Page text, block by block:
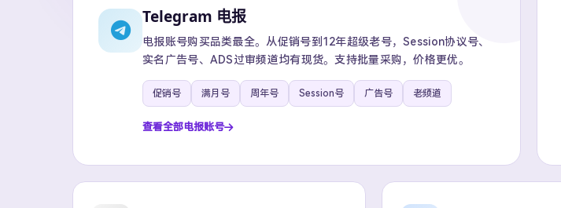
Telegram 电报
电报账号购买品类最全。从促销号到12年超级老号，Session协议号、
实名广告号、ADS过审频道均有现货。支持批量采购，价格更优。
促销号 满月号 周年号 Session号 广告号 老频道
查看全部电报账号